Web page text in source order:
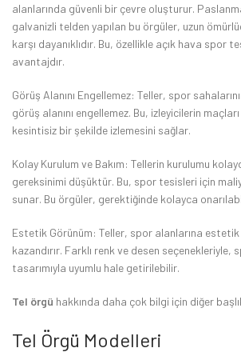
alanlarında güvenli bir çevre oluşturur.
galvanizli telden yapılan bu örgüler, uzun
karşı dayanıklıdır. Bu, özellikle açık hava spor
avantajdır.
Görüş Alanını Engellemez: Teller, spor
görüş alanını engellemez. Bu, izleyicilerin
kesintisiz bir şekilde izlemesini sağlar.
Kolay Kurulum ve Bakım: Tellerin kurulumu
gereksinimi düşüktür. Bu, spor tesisleri için
sunar. Bu örgüler, gerektiğinde kolayca
Estetik Görünüm: Teller, spor alanlarına
kazandırır. Farklı renk ve desen seçenekleriyle,
tasarımıyla uyumlu hale getirilebilir.
Tel örgü hakkında daha çok bilgi için diğer
Tel Örgü Modelleri